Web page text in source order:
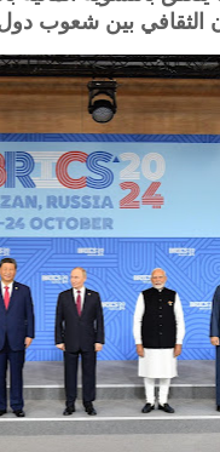
الثقافي بين شعوب